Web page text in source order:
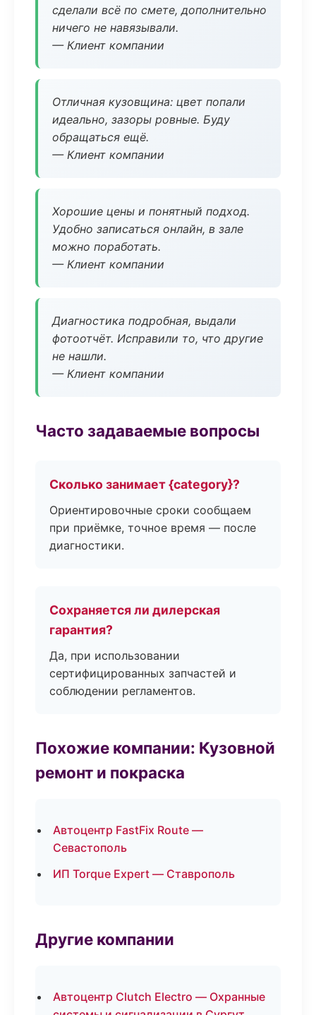
сделали всё по смете, дополнительно
ничего не навязывали.
— Клиент компании
Отличная кузовщина: цвет попали
идеально, зазоры ровные. Буду
обращаться ещё.
— Клиент компании
Хорошие цены и понятный подход.
Удобно записаться онлайн, в зале
можно поработать.
— Клиент компании
Диагностика подробная, выдали
фотоотчёт. Исправили то, что другие
не нашли.
— Клиент компании
Часто задаваемые вопросы
Сколько занимает {category}?
Ориентировочные сроки сообщаем
при приёмке, точное время — после
диагностики.
Сохраняется ли дилерская
гарантия?
Да, при использовании
сертифицированных запчастей и
соблюдении регламентов.
Похожие компании: Кузовной
ремонт и покраска
Автоцентр FastFix Route —
Севастополь
ИП Torque Expert — Ставрополь
Другие компании
Автоцентр Clutch Electro — Охранные